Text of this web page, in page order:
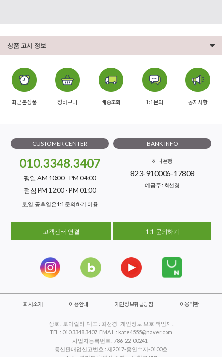
상품 고시 정보
최근본상품 장바구니 배송조회 1:1문의 공지사항
CUSTOMER CENTER
010.3348.3407
평일 AM 10:00 - PM 04:00
점심 PM 12:00 - PM 01:00
토,일, 공휴일은 1:1 문의하기 이용
BANK INFO
하나은행
823-910006-17808
예금주 : 최선경
고객센터 연결 1:1 문의하기
회사소개 이용안내 개인정보취급방침 이용약관
상호 : 토이랄라 대표 : 최선경 개인정보 보호 책임자 :
TEL : 010.3348.3407 EMAIL : kate4555@naver.com
사업자등록번호 : 786-22-00241
통신판매업신고번호 : 제2017-용인수지-0100호